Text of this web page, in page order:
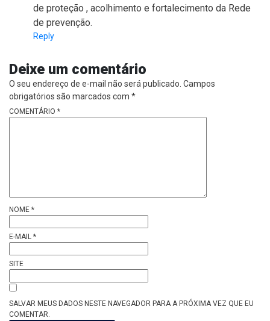
de proteção , acolhimento e fortalecimento da Rede
de prevenção.
Reply
Deixe um comentário
O seu endereço de e-mail não será publicado. Campos
obrigatórios são marcados com *
COMENTÁRIO *
NOME *
E-MAIL *
SITE
SALVAR MEUS DADOS NESTE NAVEGADOR PARA A PRÓXIMA VEZ QUE EU
COMENTAR.